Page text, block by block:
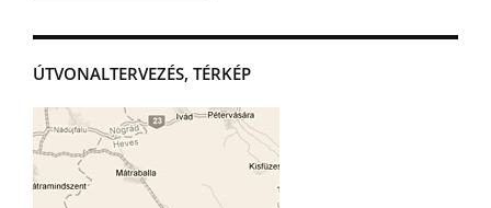
ÚTVONALTERVEZÉS, TÉRKÉP